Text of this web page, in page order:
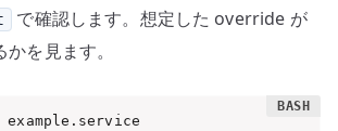
で確認します。想定した override が
を見ます。
example.service